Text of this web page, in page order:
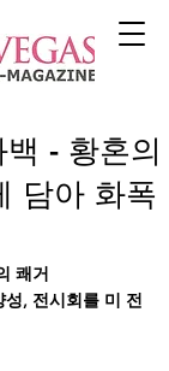
- 황혼의
담아 화폭
쾌거
, 전시회를 미 전